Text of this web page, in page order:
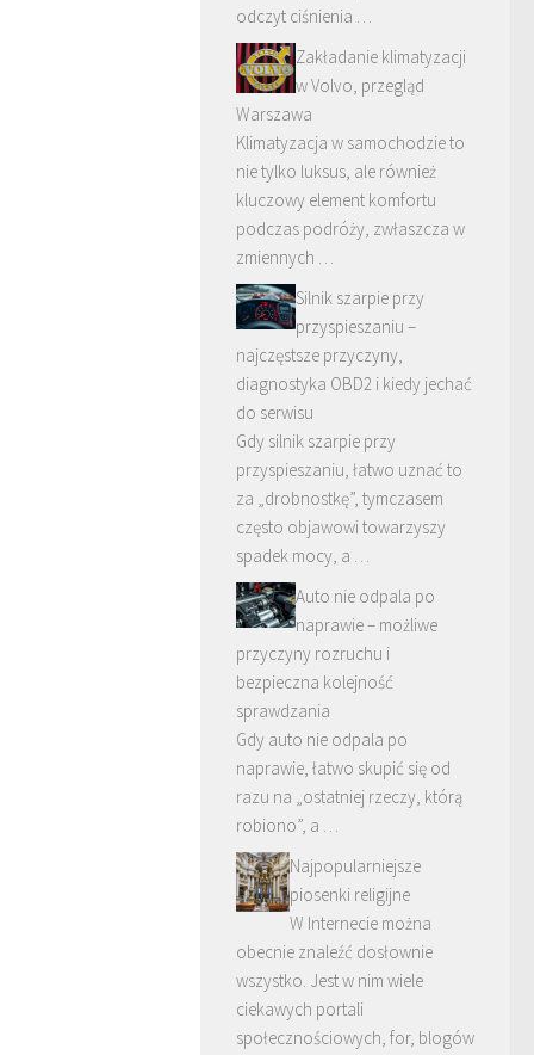
odczyt ciśnienia …
Zakładanie klimatyzacji
w Volvo, przegląd
Warszawa
Klimatyzacja w samochodzie to
nie tylko luksus, ale również
kluczowy element komfortu
podczas podróży, zwłaszcza w
zmiennych …
Silnik szarpie przy
przyspieszaniu –
najczęstsze przyczyny,
diagnostyka OBD2 i kiedy jechać
do serwisu
Gdy silnik szarpie przy
przyspieszaniu, łatwo uznać to
za „drobnostkę”, tymczasem
często objawowi towarzyszy
spadek mocy, a …
Auto nie odpala po
naprawie – możliwe
przyczyny rozruchu i
bezpieczna kolejność
sprawdzania
Gdy auto nie odpala po
naprawie, łatwo skupić się od
razu na „ostatniej rzeczy, którą
robiono”, a …
Najpopularniejsze
piosenki religijne
W Internecie można
obecnie znaleźć dosłownie
wszystko. Jest w nim wiele
ciekawych portali
społecznościowych, for, blogów